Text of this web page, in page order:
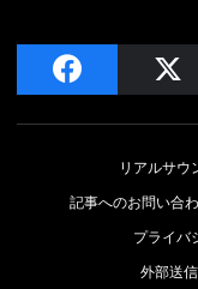
facebook
リアルサウ
記事へのお問い合
プライバ
外部送